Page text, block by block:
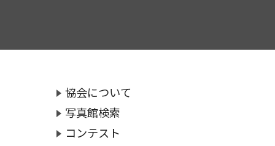
協会について
写真館検索
コンテスト